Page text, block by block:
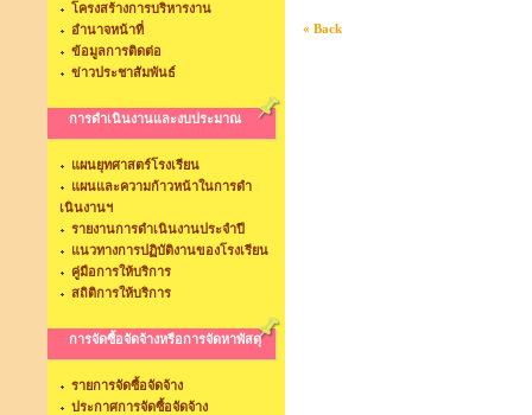
โครงสร้างการบริหารงาน
อำนาจหน้าที่
ข้อมูลการติดต่อ
ข่าวประชาสัมพันธ์
การดำเนินงานและงบประมาณ
แผนยุทศาสตร์โรงเรียน
แผนและความก้าวหน้าในการดำ
เนินงานฯ
รายงานการดำเนินงานประจำปี
แนวทางการปฏิบัติงานของโรงเรียน
คู่มือการให้บริการ
สถิติการให้บริการ
การจัดซื้อจัดจ้างหรือการจัดหาพัสดุ
รายการจัดซื้อจัดจ้าง
ประกาศการจัดซื้อจัดจ้าง
« Back